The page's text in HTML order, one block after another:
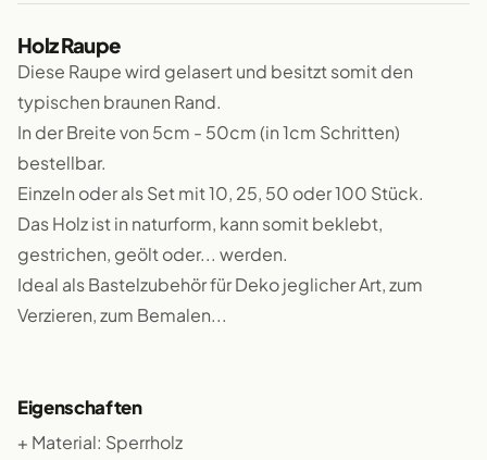
Holz Raupe
Diese Raupe wird gelasert und besitzt somit den
typischen braunen Rand.
In der Breite von 5cm - 50cm (in 1cm Schritten)
bestellbar.
Einzeln oder als Set mit 10, 25, 50 oder 100 Stück.
Das Holz ist in naturform, kann somit beklebt,
gestrichen, geölt oder... werden.
Ideal als Bastelzubehör für Deko jeglicher Art, zum
Verzieren, zum Bemalen...
Eigenschaften
+ Material: Sperrholz